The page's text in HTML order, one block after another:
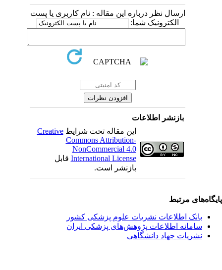
ارسال نظر درباره این مقاله : نام کاربری یا پست
الکترونیک شما:
بازنشر اطلاعات
این مقاله تحت شرایطCreative
Commons Attribution-
NonCommercial 4.0
International Licenseقابل
بازنشر است.
مرتبط
بانک اطلاعات نشریات علوم پزشکی کشور
سامانه اطلاعات پژوهش‌های پزشکی ایران
نشریات جهاد دانشگاهی